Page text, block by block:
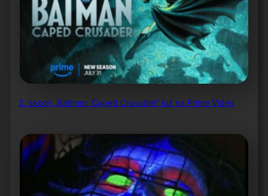
2. sezon „Batman: Caped Crusader” już na Prime Video